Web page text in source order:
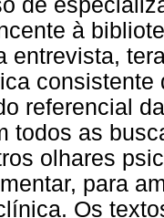
de
à
entrevista,
referencial
todos as
olhares
para
Os